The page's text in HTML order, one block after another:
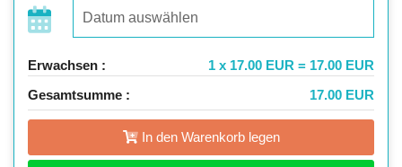
Erwachsen :
1 x 17.00 EUR = 17.00 EUR
Gesamtsumme :
17.00 EUR
In den Warenkorb legen